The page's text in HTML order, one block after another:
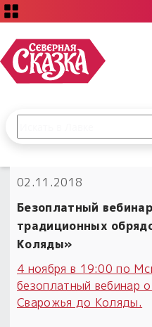
НОВИНКИ!
Книги
Издания о Славянской
Коллекции
Наборы для курсов и
Обереги славян
Обереги для дома и
Сказки
Магия
Библиография
С чего начать?
Материалы
Для алтаря
Расходные материалы
Готовые заговоры
Для чего:
Введите текст и
02.11.2018
Безоплатный
традиционных
Коляды»
4 ноября в 19:00 по
безоплатный вебинар
Сварожья до Коляды.